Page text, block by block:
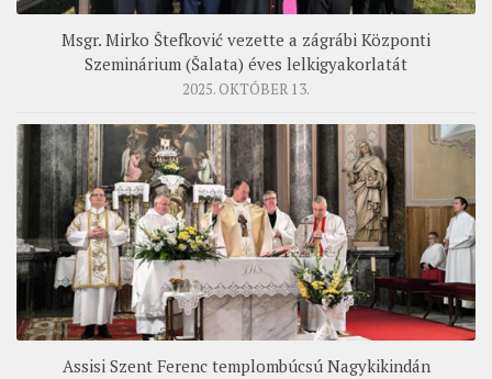
Msgr. Mirko Štefković vezette a zágrábi Központi
Szeminárium (Šalata) éves lelkigyakorlatát
2025. OKTÓBER 13.
Assisi Szent Ferenc templombúcsú Nagykikindán